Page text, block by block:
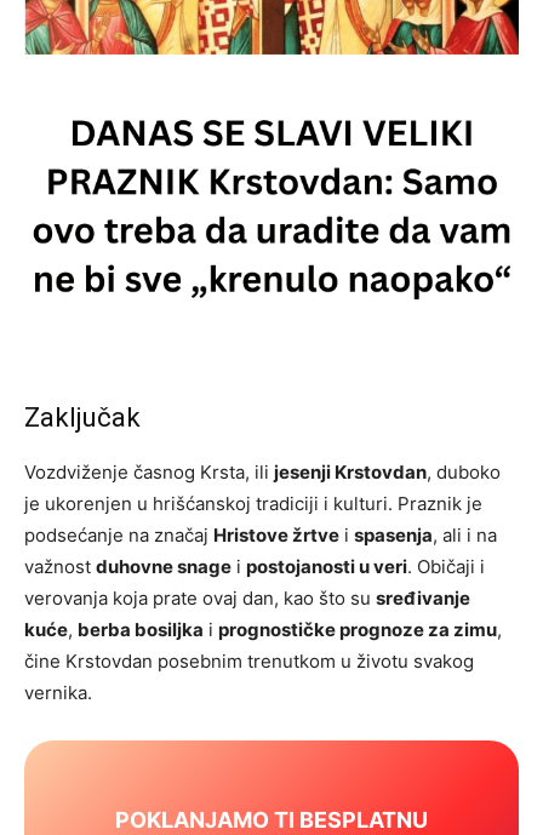
Zaključak
Vozdviženje časnog Krsta, ili jesenji Krstovdan, duboko
je ukorenjen u hrišćanskoj tradiciji i kulturi. Praznik je
podsećanje na značaj Hristove žrtve i spasenja, ali i na
važnost duhovne snage i postojanosti u veri. Običaji i
verovanja koja prate ovaj dan, kao što su sređivanje
kuće, berba bosiljka i prognostičke prognoze za zimu,
čine Krstovdan posebnim trenutkom u životu svakog
vernika.
POKLANJAMO TI BESPLATNU